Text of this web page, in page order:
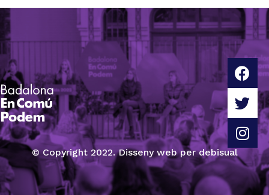
© Copyright 2022. Disseny web per debisual